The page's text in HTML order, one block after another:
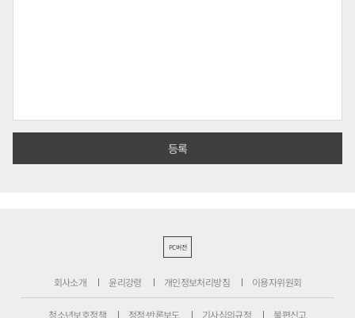
PC버전
회사소개 윤리강령 개인정보처리방침 이용자위원회
청소년보호정책 정정·반론보도 기사심의규정 불편신고